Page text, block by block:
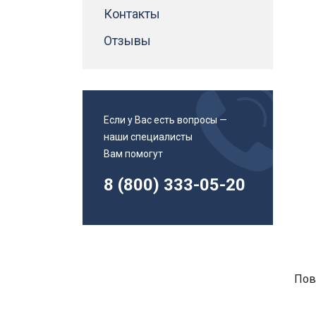
Инструменты и приспособления
Патроны сверлильные
Смазочно-охлаждающие
Спиральные сверла
Спиральные сверла с хвостовиком Weldon
Морзе
Контакты
Отзывы
Если у Вас есть вопросы —
наши специалисты
Вам помогут
8 (800) 333-05-20